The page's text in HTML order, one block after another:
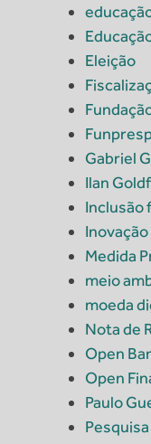
Eleição
Gabriel
Ilan
Inclusão
Inovação
Medida
meio
moeda
Nota de
Open
Open
Paulo
Pesquisa